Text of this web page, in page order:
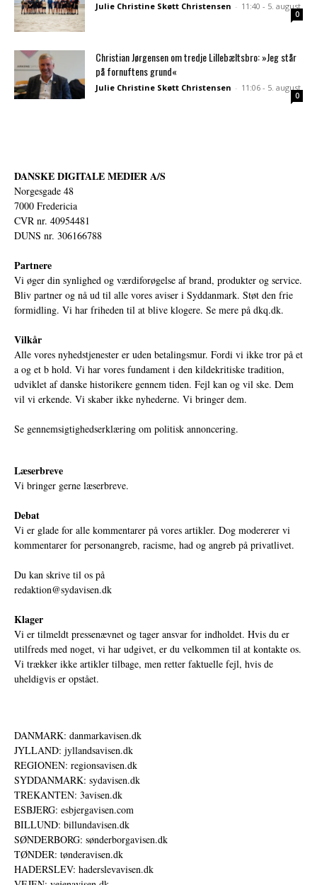
Julie Christine Skøtt Christensen - 11:40 - 5. august
0
Christian Jørgensen om tredje Lillebæltsbro: »Jeg står
på fornuftens grund«
Julie Christine Skøtt Christensen - 11:06 - 5. august
0
DANSKE DIGITALE MEDIER A/S
Norgesgade 48
7000 Fredericia
CVR nr. 40954481
DUNS nr. 306166788
Partnere
Vi øger din synlighed og værdiforøgelse af brand, produkter og service.
Bliv partner og nå ud til alle vores aviser i Syddanmark. Støt den frie
formidling. Vi har friheden til at blive klogere. Se mere på dkq.dk.
Vilkår
Alle vores nyhedstjenester er uden betalingsmur. Fordi vi ikke tror på et
a og et b hold. Vi har vores fundament i den kildekritiske tradition,
udviklet af danske historikere gennem tiden. Fejl kan og vil ske. Dem
vil vi erkende. Vi skaber ikke nyhederne. Vi bringer dem.
Se gennemsigtighedserklæring om politisk annoncering.
Læserbreve
Vi bringer gerne læserbreve.
Debat
Vi er glade for alle kommentarer på vores artikler. Dog modererer vi
kommentarer for personangreb, racisme, had og angreb på privatlivet.
Du kan skrive til os på
redaktion@sydavisen.dk
Klager
Vi er tilmeldt pressenævnet og tager ansvar for indholdet. Hvis du er
utilfreds med noget, vi har udgivet, er du velkommen til at kontakte os.
Vi trækker ikke artikler tilbage, men retter faktuelle fejl, hvis de
uheldigvis er opstået.
DANMARK: danmarkavisen.dk
JYLLAND: jyllandsavisen.dk
REGIONEN: regionsavisen.dk
SYDDANMARK: sydavisen.dk
TREKANTEN: 3avisen.dk
ESBJERG: esbjergavisen.com
BILLUND: billundavisen.dk
SØNDERBORG: sønderborgavisen.dk
TØNDER: tønderavisen.dk
HADERSLEV: haderslevavisen.dk